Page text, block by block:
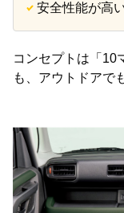
安全性能が高
コンセプトは「10
も、アウトドアで